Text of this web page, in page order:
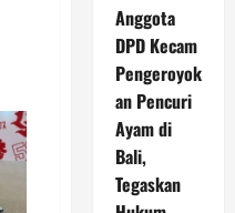
Anggota
DPD Kecam
Pengeroyok
an Pencuri
Ayam di
Bali,
Tegaskan